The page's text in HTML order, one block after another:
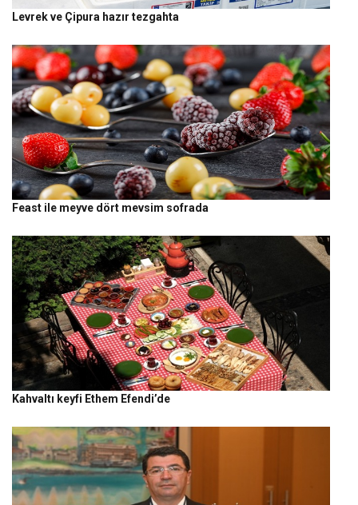
Levrek ve Çipura hazır tezgahta
Feast ile meyve dört mevsim sofrada
Kahvaltı keyfi Ethem Efendi’de